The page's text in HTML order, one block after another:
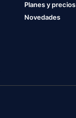
Planes y precios
Novedades